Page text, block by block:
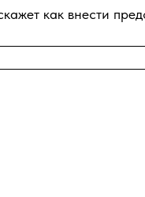
как внести